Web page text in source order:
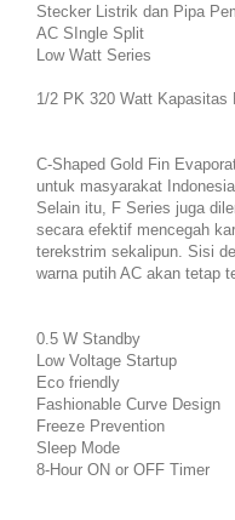
Stecker Listrik dan Pipa
AC SIngle Split
Low Watt Series
1/2 PK 320 Watt Kapasitas
C-Shaped Gold Fin
untuk masyarakat
Selain itu, F Series juga
secara efektif mencegah
terekstrim sekalipun. Sisi
warna putih AC akan tetap
0.5 W Standby
Low Voltage Startup
Eco friendly
Fashionable Curve Design
Freeze Prevention
Sleep Mode
8-Hour ON or OFF Timer